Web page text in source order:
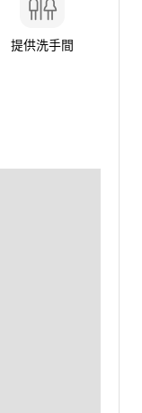
提供洗手間